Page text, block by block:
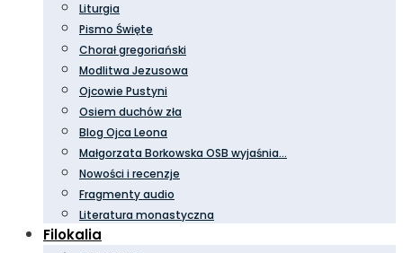
Liturgia
Pismo Święte
Chorał gregoriański
Modlitwa Jezusowa
Ojcowie Pustyni
Osiem duchów zła
Blog Ojca Leona
Małgorzata Borkowska OSB wyjaśnia…
Nowości i recenzje
Fragmenty audio
Literatura monastyczna
Filokalia